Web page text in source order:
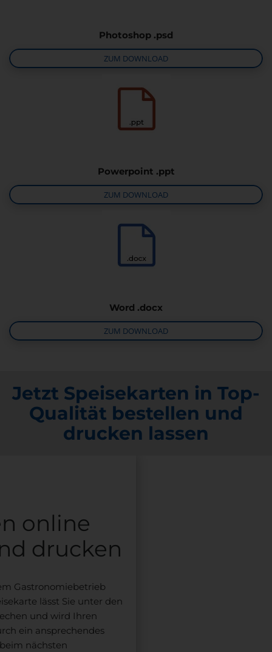
Photoshop .psd
ZUM DOWNLOAD
Powerpoint .ppt
ZUM DOWNLOAD
Word .docx
ZUM DOWNLOAD
Jetzt Speisekarten in Top-
Qualität bestellen und
drucken lassen
online
drucken
Gastronomiebetrieb
lässt Sie unter den
und wird Ihren
ein ansprechendes
nächsten